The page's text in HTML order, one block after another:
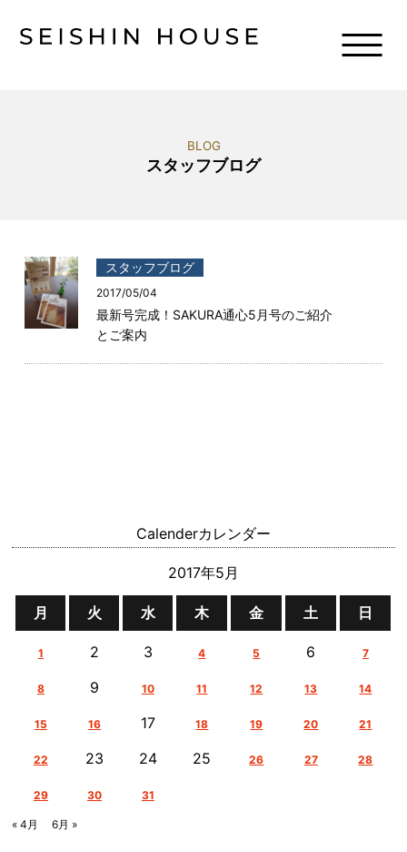
BLOG
スタッフブログ
スタッフブログ
2017/05/04
最新号完成！SAKURA通心5月号のご紹介
とご案内
Calenderカレンダー
2017年5月
月 火 水 木 金 土 日
1 2 3 4 5 6 7
8 9 10 11 12 13 14
15 16 17 18 19 20 21
22 23 24 25 26 27 28
29 30 31
« 4月 6月 »